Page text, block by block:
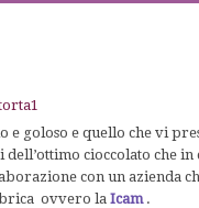
goloso e quello che vi
cioccolato che
con un azienda
ovvero la Icam.